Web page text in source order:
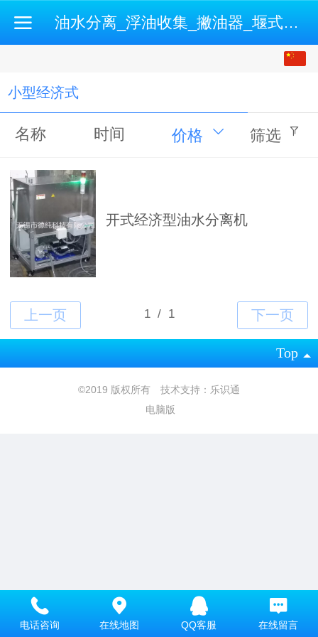
油水分离_浮油收集_撇油器_堰式撇油机_开式油水分离机-500强企业认证供应商
小型经济式
名称 时间 价格 筛选
开式经济型油水分离机
Top
©2019 版权所有 技术支持：乐识通
电脑版
电话咨询 在线地图 QQ客服 在线留言